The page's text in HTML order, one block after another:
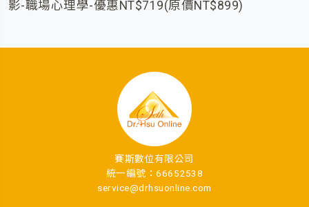
影-職場心理學-優惠NT$719(原價NT$899)
賽斯數位有限公司
統一編號：66652538
service@drhsuonline.com